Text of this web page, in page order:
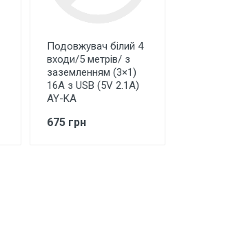
Подовжувач білий 4
входи/5 метрів/ з
заземленням (3×1)
16А з USB (5V 2.1A)
AY-KA
675 грн